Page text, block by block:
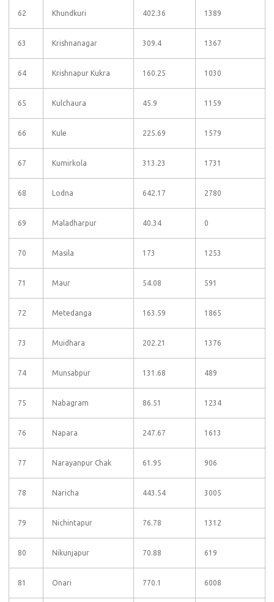
62 Khundkuri 402.36 1389
63 Krishnanagar 309.4 1367
64 Krishnapur Kukra 160.25 1030
65 Kulchaura 45.9 1159
66 Kule 225.69 1579
67 Kumirkola 313.23 1731
68 Lodna 642.17 2780
69 Maladharpur 40.34 0
70 Masila 173 1253
71 Maur 54.08 591
72 Metedanga 163.59 1865
73 Muidhara 202.21 1376
74 Munsabpur 131.68 489
75 Nabagram 86.51 1234
76 Napara 247.67 1613
77 Narayanpur Chak 61.95 906
78 Naricha 443.54 3005
79 Nichintapur 76.78 1312
80 Nikunjapur 70.88 619
81 Onari 770.1 6008